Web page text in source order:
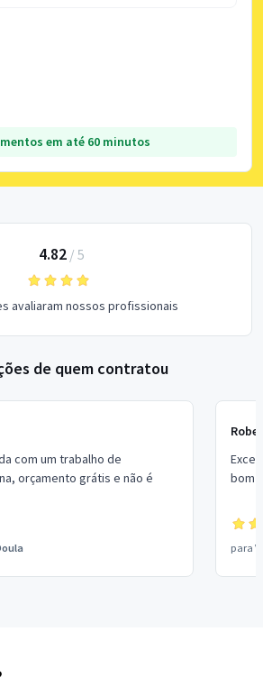
em até 60 minutos
4.82/ 5
avaliaram nossos profissionais
de quem contratou
com um trabalho de
orçamento grátis e não é
bom
para